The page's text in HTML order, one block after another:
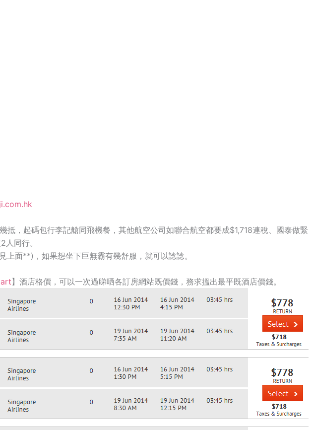
抵，起碼包行李記艙同飛機餐，其他航空公司如聯合航空都要成$1,718連稅、國泰做緊
2人同行。
上面**)，如果想坐下巨無霸有幾舒服，就可以諗諗。
】酒店格價，可以一次過睇哂各訂房網站既價錢，務求搵出最平既酒店價錢。